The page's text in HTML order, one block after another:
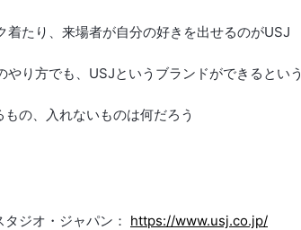
着たり、来場者が自分の好きを出せるのがUSJ
やり方でも、USJというブランドができるとい
の、入れないものは何だろう
ジオ・ジャパン： https://www.usj.co.jp/